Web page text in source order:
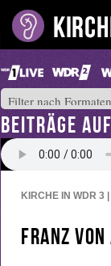
BEITRÄGE
KIRCHE IN WDR 3
Franz von